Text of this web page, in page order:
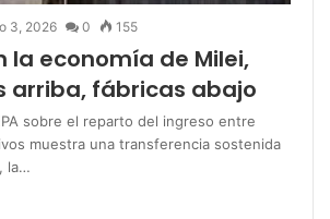
3, 2026 0 155
la economía de Milei,
arriba, fábricas abajo
sobre el reparto del ingreso entre
muestra una transferencia sostenida
la…